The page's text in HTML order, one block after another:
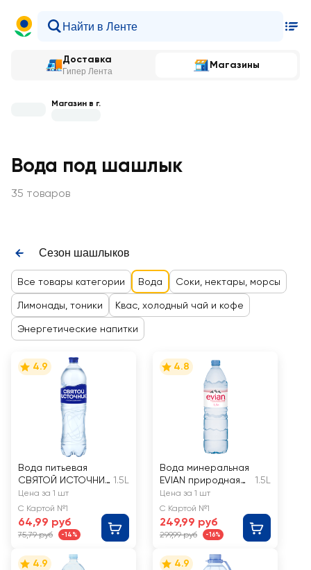
Доставка
Гипер Лента
Магазины
Магазин в г.
Вода под шашлык
35 товаров
Сезон шашлыков
Все товары категории Вода Соки, нектары, морсы
Лимонады, тоники Квас, холодный чай и кофе
Энергетические напитки
4.9
Вода питьевая
СВЯТОЙ ИСТОЧНИК
газированная
1.5L
Цена за 1 шт
С Картой №1
64,99 руб
75,79 руб -14%
4.8
Вода минеральная
EVIAN природная
столовая
негазированная
1.5L
Цена за 1 шт
С Картой №1
249,99 руб
299,99 руб -16%
4.9 4.9